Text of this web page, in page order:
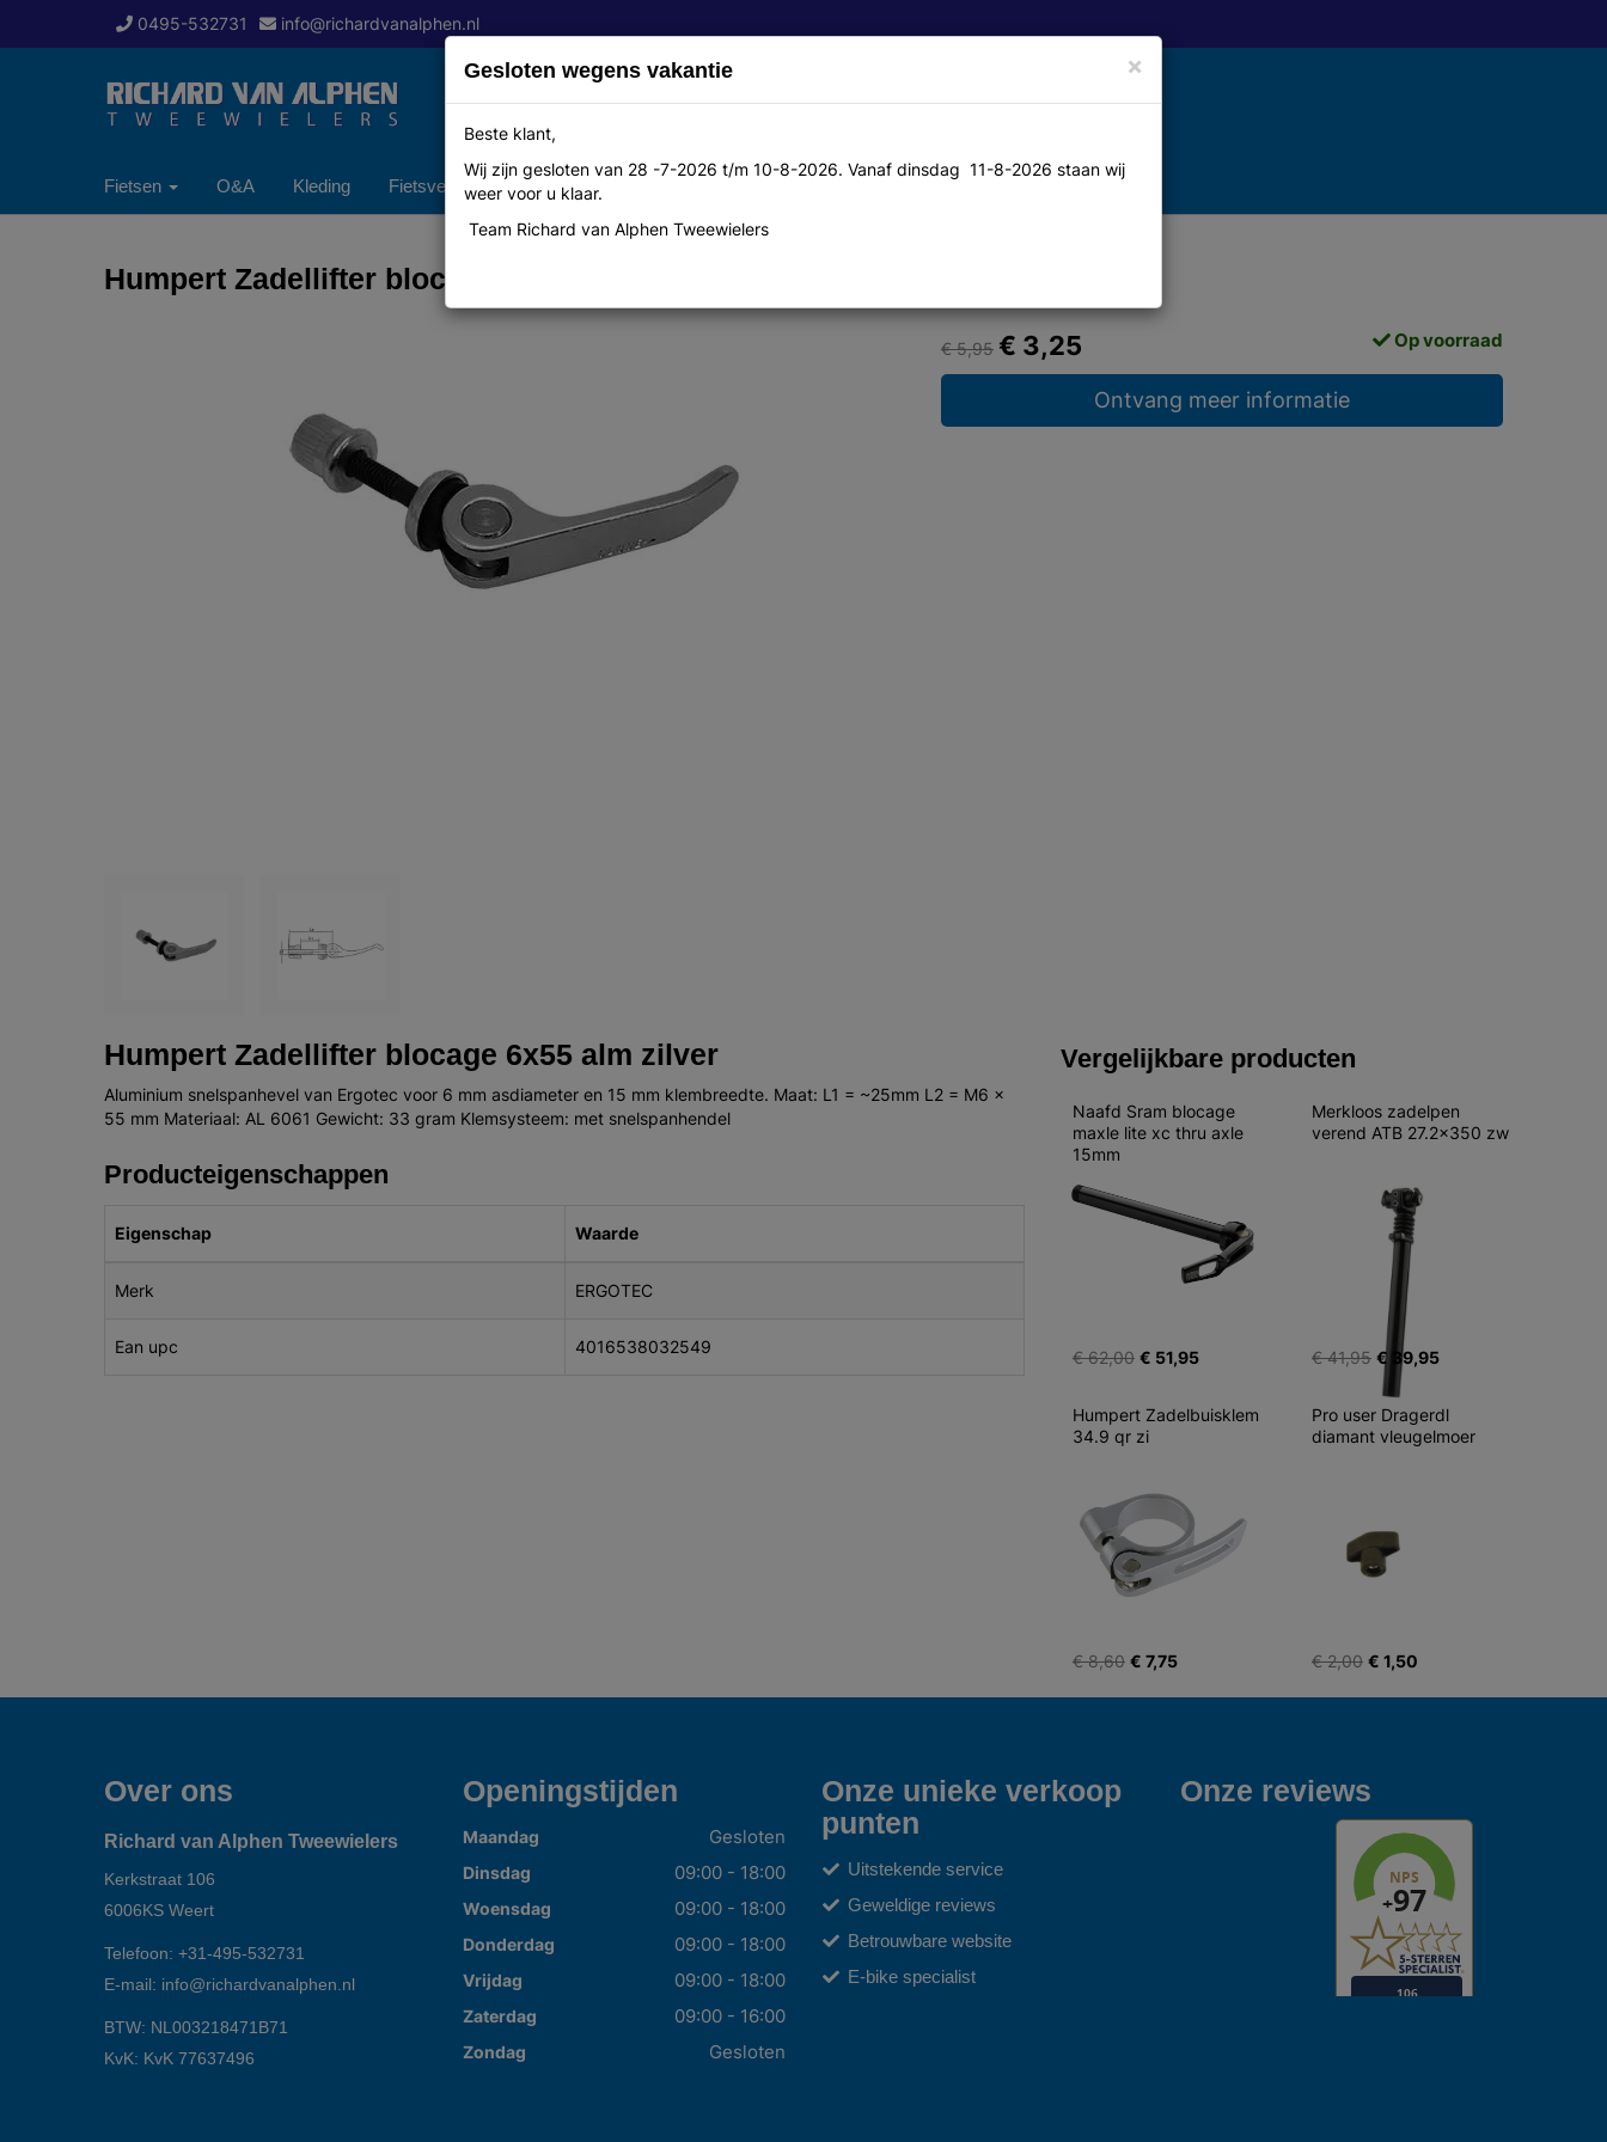
0495-532731 info@richardvanalphen.nl
Fietsen O&A Kleding Fietsverzekering Over ons Contact
Humpert Zadellifter blocage 6x55 alm zilver
€ 5,95 € 3,25 Op voorraad
Ontvang meer informatie
Humpert Zadellifter blocage 6x55 alm zilver
Aluminium snelspanhevel van Ergotec voor 6 mm asdiameter en 15 mm klembreedte. Maat: L1 = ~25mm L2 = M6 x
55 mm Materiaal: AL 6061 Gewicht: 33 gram Klemsysteem: met snelspanhendel
Producteigenschappen
Eigenschap Waarde
Merk ERGOTEC
Ean upc 4016538032549
Vergelijkbare producten
Naafd Sram blocage
maxle lite xc thru axle
15mm
€ 62,00 € 51,95
Merkloos zadelpen
verend ATB 27.2x350 zw
€ 41,95 € 39,95
Humpert Zadelbuisklem
34.9 qr zi
€ 8,60 € 7,75
Pro user Dragerdl
diamant vleugelmoer
€ 2,00 € 1,50
Over ons
Richard van Alphen Tweewielers
Kerkstraat 106
6006KS Weert
Telefoon: +31-495-532731
E-mail: info@richardvanalphen.nl
BTW: NL003218471B71
KvK: KvK 77637496
Openingstijden
Maandag Gesloten
Dinsdag 09:00 - 18:00
Woensdag 09:00 - 18:00
Donderdag 09:00 - 18:00
Vrijdag 09:00 - 18:00
Zaterdag 09:00 - 16:00
Zondag Gesloten
Onze unieke verkoop
punten
Uitstekende service
Geweldige reviews
Betrouwbare website
E-bike specialist
Onze reviews
×
Gesloten wegens vakantie
Beste klant,
Wij zijn gesloten van 28 -7-2026 t/m 10-8-2026. Vanaf dinsdag 11-8-2026 staan wij
weer voor u klaar.
Team Richard van Alphen Tweewielers